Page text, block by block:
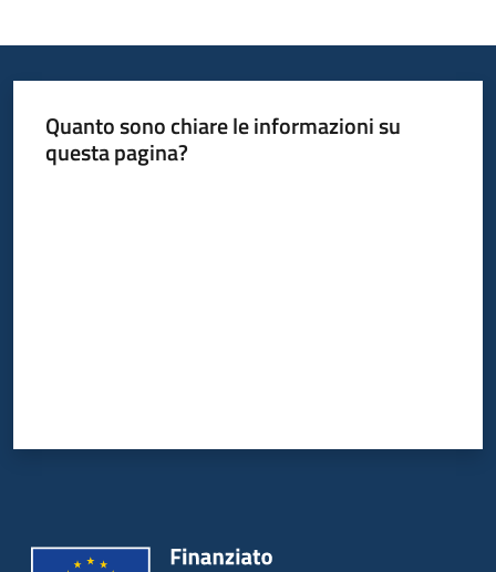
Quanto sono chiare le informazioni su
questa pagina?